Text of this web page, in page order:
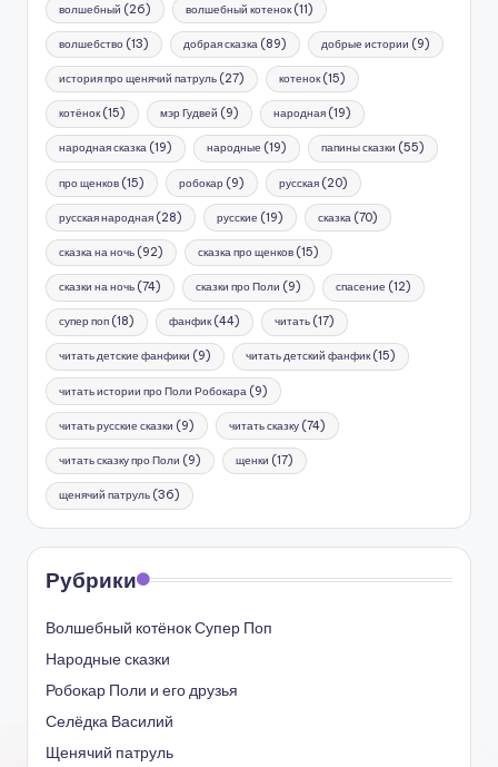
волшебный (26) волшебный котенок(11)
волшебство (13) добрая сказка(89) добрые истории (9)
история про щенячий патруль (27) котенок(15)
котёнок(15) мэр Гудвей (9) народная(19)
народная сказка (19) народные (19) папины сказки (55)
про щенков (15) робокар (9) русская(20)
русская народная (28) русские (19) сказка(70)
сказка на ночь (92) сказка про щенков(15)
сказки на ночь (74) сказки про Поли (9) спасение (12)
супер поп (18) фанфик(44) читать(17)
читать детские фанфики (9) читать детский фанфик(15)
читать истории про Поли Робокара (9)
читать русские сказки (9) читать сказку(74)
читать сказку про Поли (9) щенки (17)
щенячий патруль (36)
Рубрики
Волшебный котёнок Супер Поп
Народные сказки
Робокар Поли и его друзья
Селёдка Василий
Щенячий патруль